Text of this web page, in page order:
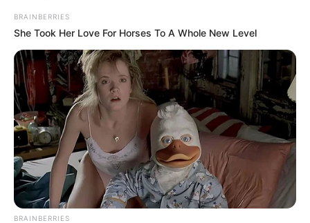
BRAINBERRIES
She Took Her Love For Horses To A Whole New Level
BRAINBERRIES